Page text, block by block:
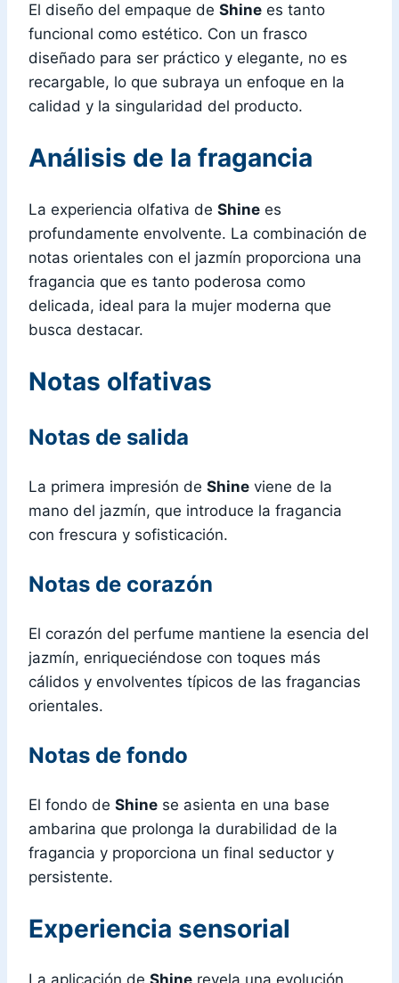
El diseño del empaque de Shine es tanto
funcional como estético. Con un frasco
diseñado para ser práctico y elegante, no es
recargable, lo que subraya un enfoque en la
calidad y la singularidad del producto.
Análisis de la fragancia
La experiencia olfativa de Shine es
profundamente envolvente. La combinación de
notas orientales con el jazmín proporciona una
fragancia que es tanto poderosa como
delicada, ideal para la mujer moderna que
busca destacar.
Notas olfativas
Notas de salida
La primera impresión de Shine viene de la
mano del jazmín, que introduce la fragancia
con frescura y sofisticación.
Notas de corazón
El corazón del perfume mantiene la esencia del
jazmín, enriqueciéndose con toques más
cálidos y envolventes típicos de las fragancias
orientales.
Notas de fondo
El fondo de Shine se asienta en una base
ambarina que prolonga la durabilidad de la
fragancia y proporciona un final seductor y
persistente.
Experiencia sensorial